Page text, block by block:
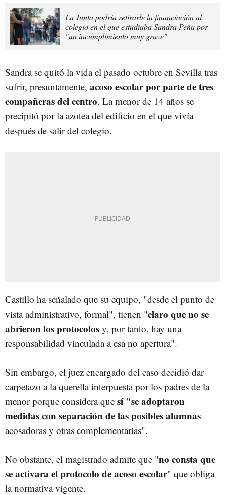
La Junta podría retirarle la financiación al
colegio en el que estudiaba Sandra Peña por
"un incumplimiento muy grave"
Sandra se quitó la vida el pasado octubre en Sevilla tras
sufrir, presuntamente, acoso escolar por parte de tres
compañeras del centro. La menor de 14 años se
precipitó por la azotea del edificio en el que vivía
después de salir del colegio.
Castillo ha señalado que su equipo, "desde el punto de
vista administrativo, formal", tienen "claro que no se
abrieron los protocolos y, por tanto, hay una
responsabilidad vinculada a esa no apertura".
Sin embargo, el juez encargado del caso decidió dar
carpetazo a la querella interpuesta por los padres de la
menor porque considera que sí "se adoptaron
medidas con separación de las posibles alumnas
acosadoras y otras complementarias".
No obstante, el magistrado admite que "no consta que
se activara el protocolo de acoso escolar" que obliga
la normativa vigente.